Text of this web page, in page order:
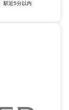
駅近5分以内